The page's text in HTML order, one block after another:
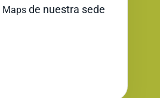
Maps de nuestra sede